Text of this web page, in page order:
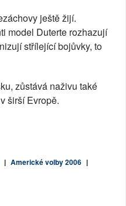
ještě žijí.
model Duterte rozhazují
střílející bojůvky, to
zůstává naživu také
širší Evropě.
| Americké volby 2006 |